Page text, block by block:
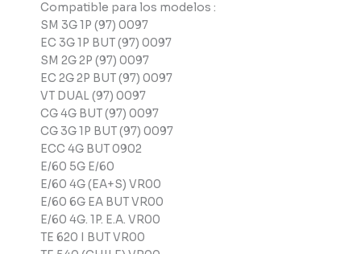
Compatible para los modelos :
SM 3G 1P (97) 0097
EC 3G 1P BUT (97) 0097
SM 2G 2P (97) 0097
EC 2G 2P BUT (97) 0097
VT DUAL (97) 0097
CG 4G BUT (97) 0097
CG 3G 1P BUT (97) 0097
ECC 4G BUT 0902
E/60 5G E/60
E/60 4G (EA+S) VR00
E/60 6G EA BUT VR00
E/60 4G. 1P. E.A. VR00
TE 620 I BUT VR00